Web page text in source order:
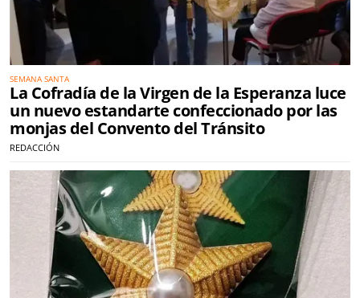
SEMANA SANTA
La Cofradía de la Virgen de la Esperanza luce
un nuevo estandarte confeccionado por las
monjas del Convento del Tránsito
REDACCIÓN